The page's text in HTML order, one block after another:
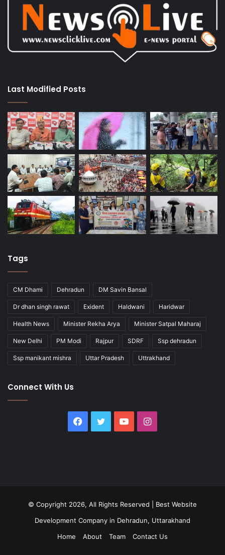
Last Modified Posts
Tags
CM Dhami Dehradun DM Savin Bansal
Dr dhan singh rawat Exident Haldwani Haridwar
Health News Minister Rekha Arya Minister Satpal Maharaj
New Delhi PM Modi Rajpur SDRF Ssp dehradun
Ssp manikant mishra Uttar Pradesh Uttrakhand
Connect With Us
Facebook
Twitter YouTubeInstagram
© Copyright 2026, All Rights Reserved | Best Website
Development Company in Dehradun, Uttarakhand
Home
About Team Contact Us